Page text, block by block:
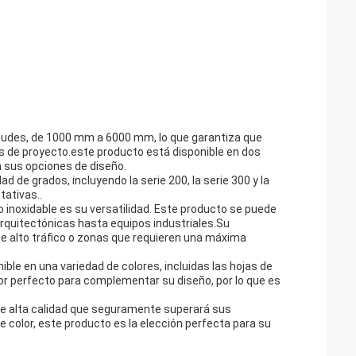
de 1000 mm a 6000 mm, lo que garantiza que
proyecto.este producto está disponible en dos
opciones de diseño.
de grados, incluyendo la serie 200, la serie 300 y la
es su versatilidad. Este producto se puede
hasta equipos industriales.Su
alto tráfico o zonas que requieren una máxima
en una variedad de colores, incluidas las hojas de
perfecto para complementar su diseño, por lo que es
alta calidad que seguramente superará sus
color, este producto es la elección perfecta para su